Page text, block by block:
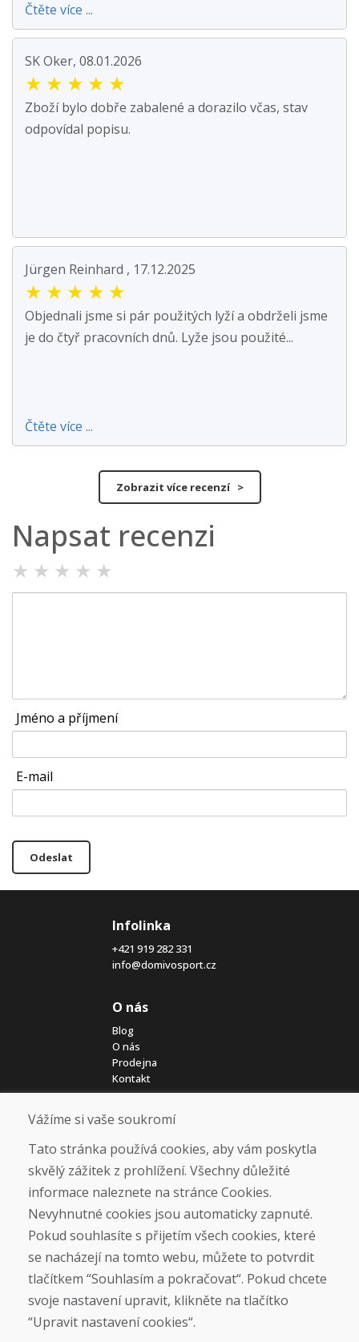
Čtěte více ...
SK Oker, 08.01.2026
★ ★ ★ ★ ★
Zboží bylo dobře zabalené a dorazilo včas, stav
odpovídal popisu.
Jürgen Reinhard , 17.12.2025
★ ★ ★ ★ ★
Objednali jsme si pár použitých lyží a obdrželi jsme
je do čtyř pracovních dnů. Lyže jsou použité...
Čtěte více ...
Zobrazit více recenzí >
Napsat recenzi
★ ★ ★ ★ ★
Jméno a příjmení
E-mail
Odeslat
Infolinka
+421 919 282 331
info@domivosport.cz
O nás
Blog
O nás
Prodejna
Kontakt
Nákup
Eshop
Jak posíláme elektrokola
Obchodní podmínky
Doprava
Platba
Reklamace
Vrácení a výměna zboží
Ochrana osobních údajů
Cookies
Sociální sítě
Vážíme si vaše soukromí
Tato stránka používá cookies, aby vám poskytla
skvělý zážitek z prohlížení. Všechny důležité
informace naleznete na stránce Cookies.
Nevyhnutné cookies jsou automaticky zapnuté.
Pokud souhlasíte s přijetím všech cookies, které
se nacházejí na tomto webu, můžete to potvrdit
tlačítkem “Souhlasím a pokračovat“. Pokud chcete
svoje nastavení upravit, klikněte na tlačítko
“Upravit nastavení cookies“.